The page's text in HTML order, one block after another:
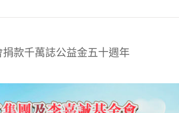
款千萬誌公益金五十週年